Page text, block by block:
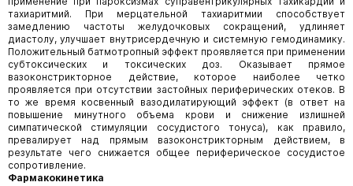
тахиаритмий. При мерцательной тахиаритмии способствует
замедлению частоты желудочковых сокращений, удлиняет
диастолу, улучшает внутрисердечную и системную гемодинамику.
Положительный батмотропный эффект проявляется при применении
субтоксических и токсических доз. Оказывает прямое
вазоконстрикторное действие, которое наиболее четко
проявляется при отсутствии застойных периферических отеков. В
то же время косвенный вазодилатирующий эффект (в ответ на
повышение минутного объема крови и снижение излишней
симпатической стимуляции сосудистого тонуса), как правило,
превалирует над прямым вазоконстрикторным действием, в
результате чего снижается общее периферическое сосудистое
сопротивление.
Фармакокинетика